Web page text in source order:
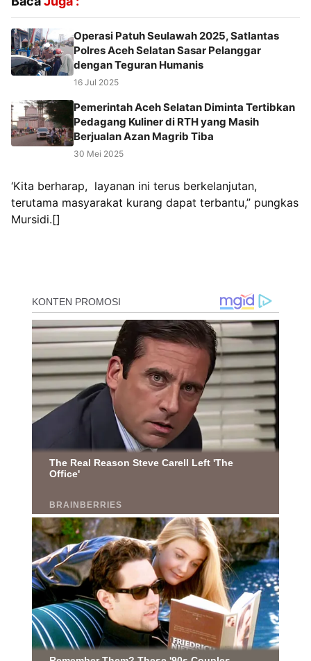
Operasi Patuh Seulawah 2025, Satlantas
Polres Aceh Selatan Sasar Pelanggar
dengan Teguran Humanis
16 Jul 2025
Pemerintah Aceh Selatan Diminta Tertibkan
Pedagang Kuliner di RTH yang Masih
Berjualan Azan Magrib Tiba
30 Mei 2025
‘Kita berharap, layanan ini terus berkelanjutan,
terutama masyarakat kurang dapat terbantu,” pungkas
Mursidi.[]